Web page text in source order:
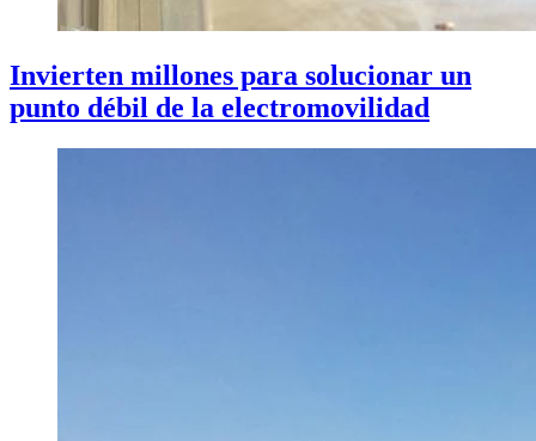
Invierten millones para solucionar un
punto débil de la electromovilidad